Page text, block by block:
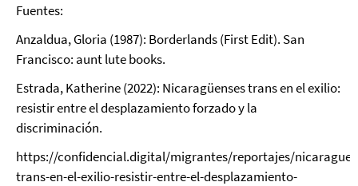
Fuentes:
Anzaldua, Gloria (1987): Borderlands (First Edit). San
Francisco: aunt lute books.
Estrada, Katherine (2022): Nicaragüenses trans en el exilio:
resistir entre el desplazamiento forzado y la
discriminación.
https://confidencial.digital/migrantes/reportajes/
trans-en-el-exilio-resistir-entre-el-desplazamiento-